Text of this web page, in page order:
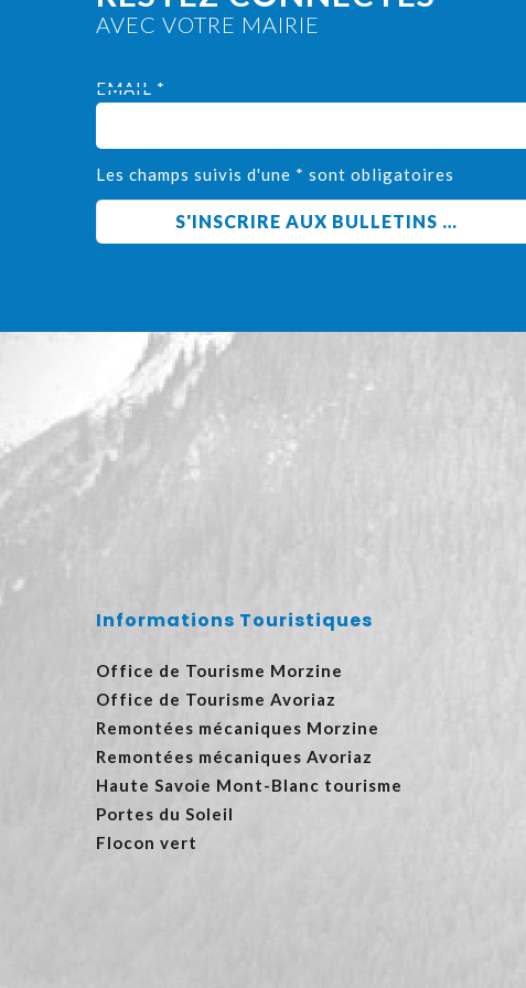
AVEC VOTRE MAIRIE
EMAIL *
Les champs suivis d'une * sont obligatoires
Informations Touristiques
Office de Tourisme Morzine
Office de Tourisme Avoriaz
Remontées mécaniques Morzine
Remontées mécaniques Avoriaz
Haute Savoie Mont-Blanc tourisme
Portes du Soleil
Flocon vert